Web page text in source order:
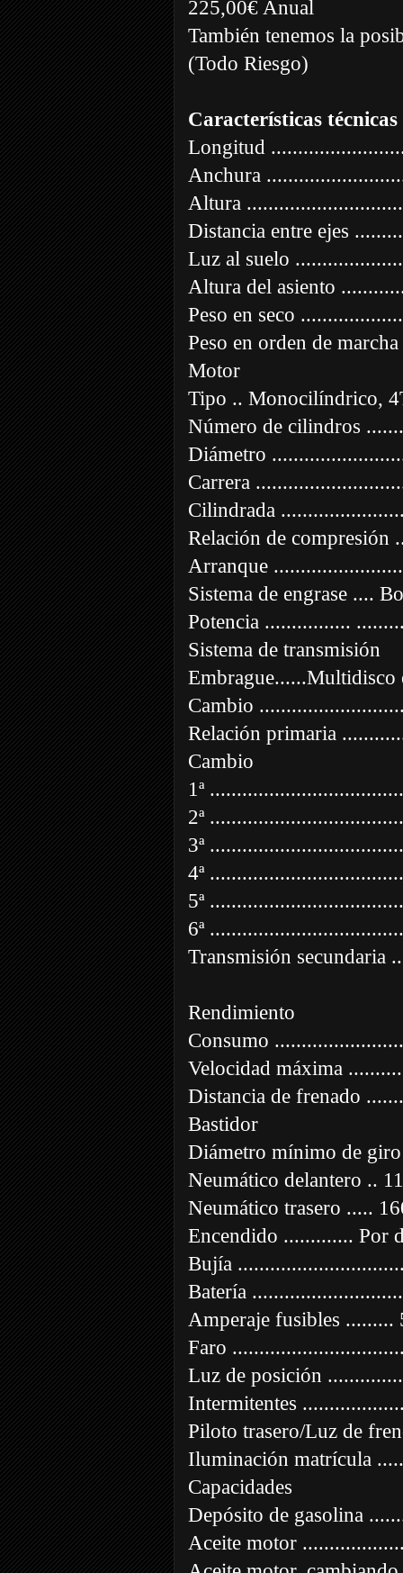
225,00€ Anual
También tenemos la
(Todo Riesgo)
Características técnicas
Longitud
Anchura
Altura
Distancia entre ejes
Luz al suelo
Altura del asiento
Peso en seco
Peso en orden de
Motor
Tipo .. Monocilíndrico,
Número de cilindros
Diámetro
Carrera
Cilindrada
Relación de compresión
Arranque
Sistema de engrase ....
Potencia ................
Sistema de transmisión
Embrague......Multidisco
Cambio
Relación primaria
Cambio
1ª
2ª
3ª
4ª
5ª
6ª
Transmisión secundaria
Rendimiento
Consumo
Velocidad máxima
Distancia de frenado
Bastidor
Diámetro mínimo de
Neumático delantero ..
Neumático trasero .....
Encendido ............. Por
Bujía
Batería
Amperaje fusibles
Faro
Luz de posición
Intermitentes
Piloto trasero/Luz de
Iluminación matrícula
Capacidades
Depósito de gasolina
Aceite motor